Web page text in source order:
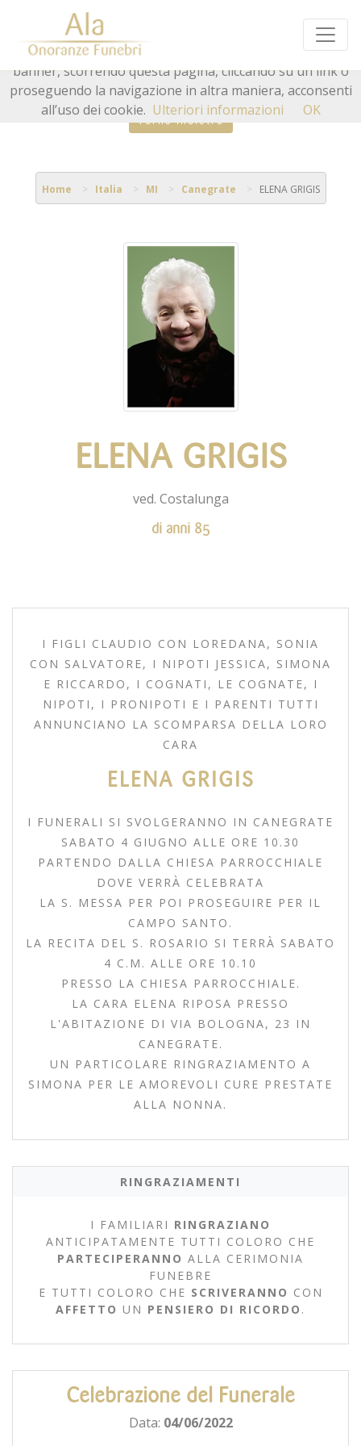
Torna indietro
Home Italia MI Canegrate ELENA GRIGIS
ELENA GRIGIS
ved. Costalunga
di anni 85
I FIGLI CLAUDIO CON LOREDANA, SONIA
CON SALVATORE, I NIPOTI JESSICA, SIMONA
E RICCARDO, I COGNATI, LE COGNATE, I
NIPOTI, I PRONIPOTI E I PARENTI TUTTI
ANNUNCIANO LA SCOMPARSA DELLA LORO
CARA
ELENA GRIGIS
I FUNERALI SI SVOLGERANNO IN CANEGRATE
SABATO 4 GIUGNO ALLE ORE 10.30
PARTENDO DALLA CHIESA PARROCCHIALE
DOVE VERRÀ CELEBRATA
LA S. MESSA PER POI PROSEGUIRE PER IL
CAMPO SANTO.
LA RECITA DEL S. ROSARIO SI TERRÀ SABATO
4 C.M. ALLE ORE 10.10
PRESSO LA CHIESA PARROCCHIALE.
LA CARA ELENA RIPOSA PRESSO
L'ABITAZIONE DI VIA BOLOGNA, 23 IN
CANEGRATE.
UN PARTICOLARE RINGRAZIAMENTO A
SIMONA PER LE AMOREVOLI CURE PRESTATE
ALLA NONNA.
RINGRAZIAMENTI
I FAMILIARI RINGRAZIANO
ANTICIPATAMENTE TUTTI COLORO CHE
PARTECIPERANNO ALLA CERIMONIA
FUNEBRE
E TUTTI COLORO CHE SCRIVERANNO CON
AFFETTO UN PENSIERO DI RICORDO .
Celebrazione del Funerale
Data: 04/06/2022
Questo sito o gli strumenti terzi da questo utilizzati si
avvalgono di cookie necessari al funzionamento ed utili
alle finalità illustrate nella cookie policy. Chiudendo questo
banner, scorrendo questa pagina, cliccando su un link o
proseguendo la navigazione in altra maniera, acconsenti
all’uso dei cookie. Ulteriori informazioni OK